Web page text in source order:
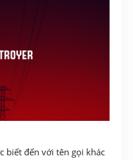
biết đến với tên gọi khác